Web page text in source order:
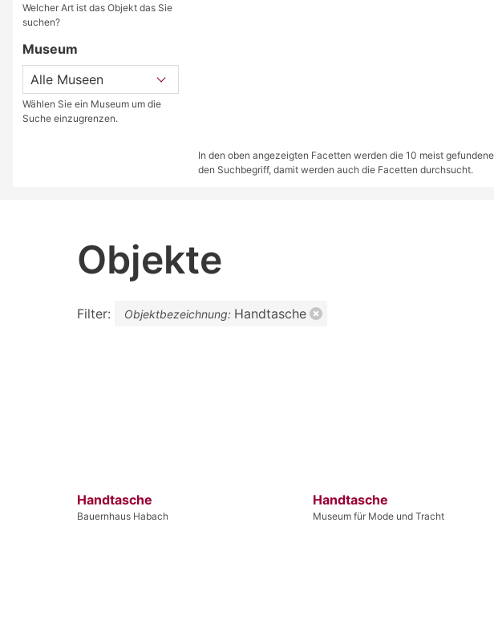
Welcher Art ist das Objekt das Sie
suchen?
Museum
Wählen Sie ein Museum um die
Suche einzugrenzen.
In den oben angezeigten Facetten werden die 10 meist
den Suchbegriff, damit werden auch die Facetten durchsucht.
Objekte
Filter: Objektbezeichnung: Handtasche
Handtasche
Bauernhaus Habach
Handtasche
Museum für Mode und Tracht